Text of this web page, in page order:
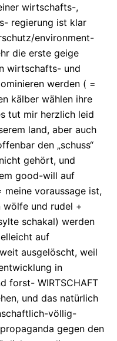
wirtschafts-,
regierung ist klar
environment-
die erste geige
wirtschafts- und
werden ( =
kälber wählen ihre
tut mir herzlich leid
land, aber auch
den „schuss“
gehört, und
good-will auf
voraussage ist,
und rudel +
schakal) werden
auf
ausgelöscht, weil
in
forst- WIRTSCHAFT
und das natürlich
völlig-
gegen den